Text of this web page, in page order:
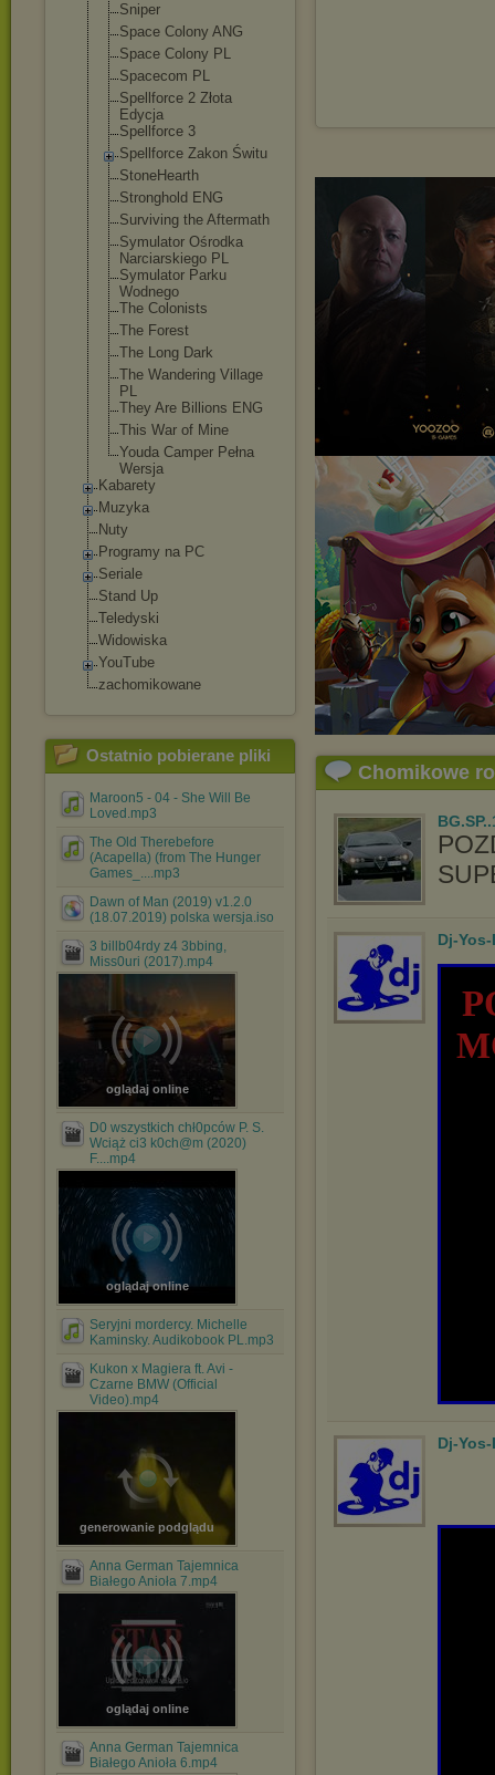
Sniper
Space Colony ANG
Space Colony PL
Spacecom PL
Spellforce 2 Złota
Edycja
Spellforce 3
Spellforce Zakon Świtu
StoneHearth
Stronghold ENG
Surviving the Aftermath
Symulator Ośrodka
Narciarskiego PL
Symulator Parku
Wodnego
The Colonists
The Forest
The Long Dark
The Wandering Village
PL
They Are Billions ENG
This War of Mine
Youda Camper Pełna
Wersja
Kabarety
Muzyka
Nuty
Programy na PC
Seriale
Stand Up
Teledyski
Widowiska
YouTube
zachomikowane
Ostatnio pobierane pliki
Maroon5 - 04 - She Will Be
Loved.mp3
The Old Therebefore
(Acapella) (from The Hunger
Games_....mp3
Dawn of Man (2019) v1.2.0
(18.07.2019) polska wersja.iso
3 billb04rdy z4 3bbing,
Miss0uri (2017).mp4
oglądaj online
D0 wszystkich chł0pców P. S.
Wciąż ci3 k0ch@m (2020)
F....mp4
oglądaj online
Seryjni mordercy. Michelle
Kaminsky. Audikobook PL.mp3
Kukon x Magiera ft. Avi -
Czarne BMW (Official
Video).mp4
generowanie podglądu
Anna German Tajemnica
Białego Anioła 7.mp4
oglądaj online
Anna German Tajemnica
Białego Anioła 6.mp4
Chomikowe
Dj-Yos-
Dj-Yos-